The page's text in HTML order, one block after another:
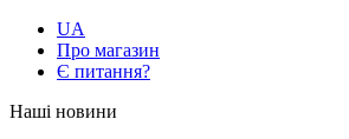
UA
Про магазин
Є питання?
Наші новини